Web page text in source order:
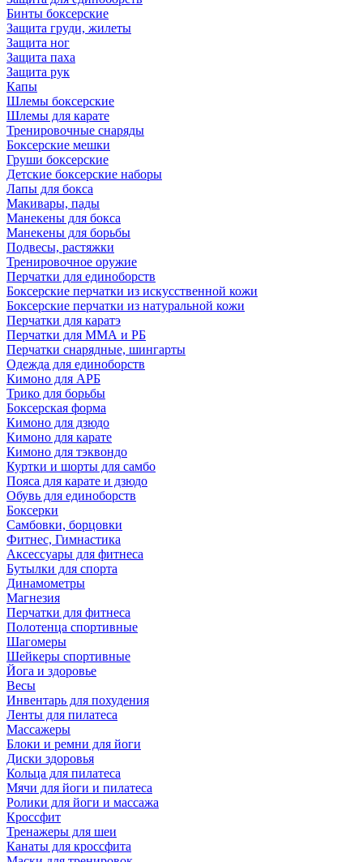
Бинты боксерские
Защита груди, жилеты
Защита ног
Защита паха
Защита рук
Капы
Шлемы боксерские
Шлемы для карате
Тренировочные снаряды
Боксерские мешки
Груши боксерские
Детские боксерские наборы
Лапы для бокса
Макивары, пады
Манекены для бокса
Манекены для борьбы
Подвесы, растяжки
Тренировочное оружие
Перчатки для единоборств
Боксерские перчатки из искусственной кожи
Боксерские перчатки из натуральной кожи
Перчатки для каратэ
Перчатки для ММА и РБ
Перчатки снарядные, шингарты
Одежда для единоборств
Кимоно для АРБ
Трико для борьбы
Боксерская форма
Кимоно для дзюдо
Кимоно для карате
Кимоно для тэквондо
Куртки и шорты для самбо
Пояса для карате и дзюдо
Обувь для единоборств
Боксерки
Самбовки, борцовки
Фитнес, Гимнастика
Аксессуары для фитнеса
Бутылки для спорта
Динамометры
Магнезия
Перчатки для фитнеса
Полотенца спортивные
Шагомеры
Шейкеры спортивные
Йога и здоровье
Весы
Инвентарь для похудения
Ленты для пилатеса
Массажеры
Блоки и ремни для йоги
Диски здоровья
Кольца для пилатеса
Мячи для йоги и пилатеса
Ролики для йоги и массажа
Кроссфит
Тренажеры для шеи
Канаты для кроссфита